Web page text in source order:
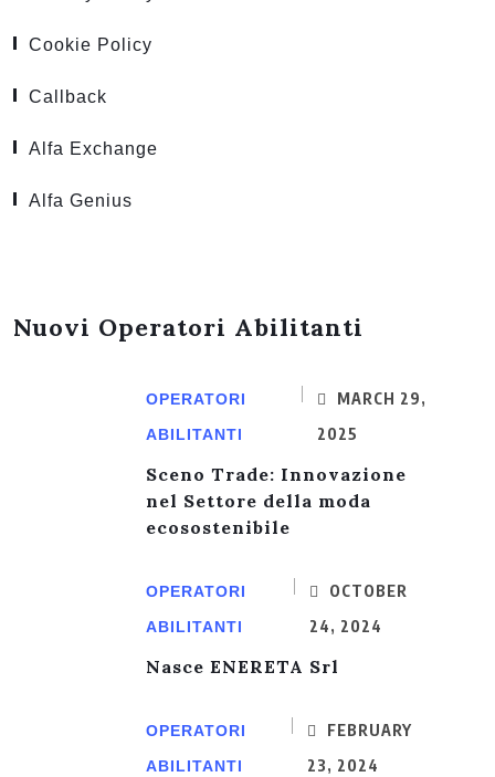
Cookie Policy
Callback
Alfa Exchange
Alfa Genius
Nuovi Operatori Abilitanti
OPERATORI
ABILITANTI
MARCH 29,
2025
Sceno Trade: Innovazione
nel Settore della moda
ecosostenibile
OPERATORI
ABILITANTI
OCTOBER
24, 2024
Nasce ENERETA Srl
OPERATORI
ABILITANTI
FEBRUARY
23, 2024